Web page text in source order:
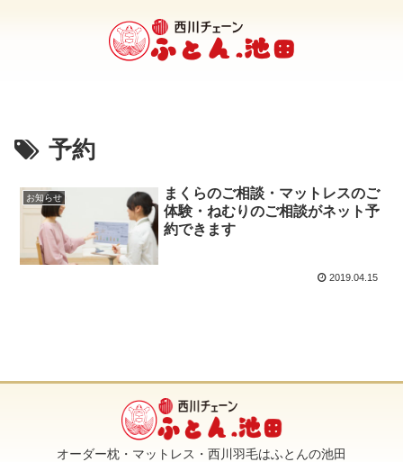
予約
お知らせ
まくらのご相談・マットレスのご
体験・ねむりのご相談がネット予
約できます
2019.04.15
オーダー枕・マットレス・西川羽毛はふとんの池田